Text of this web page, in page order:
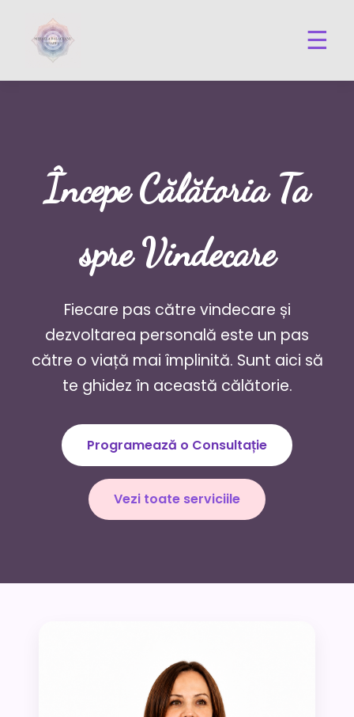
☰
Începe Călătoria Ta
spre Vindecare
Fiecare pas către vindecare și
dezvoltarea personală este un pas
către o viață mai împlinită. Sunt aici să
te ghidez în această călătorie.
Programează o Consultație
Vezi toate serviciile